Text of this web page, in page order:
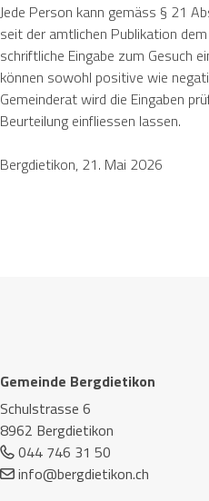
Jede Person kann gemäss § 21
seit der amtlichen Publikation
schriftliche Eingabe zum Gesuch
können sowohl positive wie
Gemeinderat wird die Eingaben
Beurteilung einfliessen lassen.
Bergdietikon, 21. Mai 2026
Gemeinde Bergdietikon
Schulstrasse 6
8962 Bergdietikon
044 746 31 50
info@bergdietikon.ch